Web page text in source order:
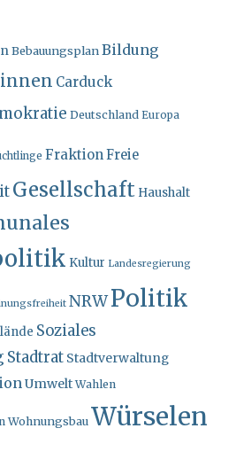
BebauungsplanBildung
Carduck
Deutschland Europa
FraktionFreie
Gesellschaft Haushalt
Kultur Landesregierung
NRWPolitik
Soziales
Stadtrat Stadtverwaltung
Umwelt Wahlen
WohnungsbauWürselen